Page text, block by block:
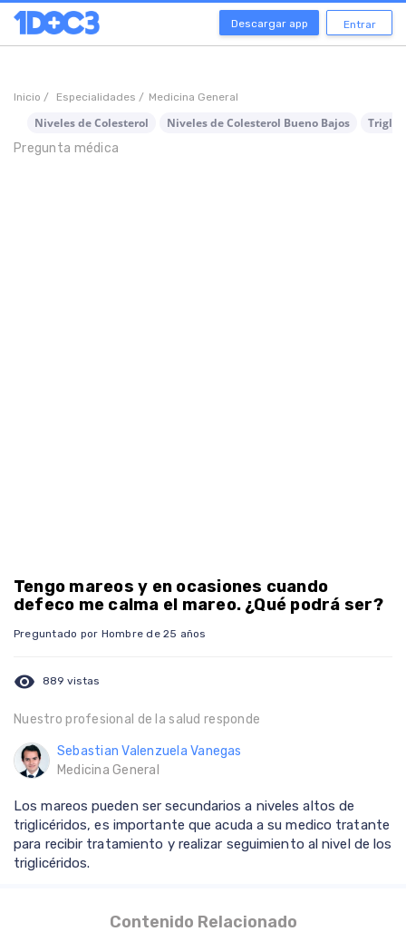
Descargar app Entrar
Inicio / Especialidades / Medicina General
Niveles de Colesterol Niveles de Colesterol Bueno Bajos
Pregunta médica
Tengo mareos y en ocasiones cuando
defeco me calma el mareo. ¿Qué podrá ser?
Preguntado por Hombre de 25 años
visibility 889 vistas
Nuestro profesional de la salud responde
Sebastian Valenzuela Vanegas
Medicina General
Los mareos pueden ser secundarios a niveles altos de
triglicéridos, es importante que acuda a su medico tratante
para recibir tratamiento y realizar seguimiento al nivel de los
triglicéridos.
Contenido Relacionado